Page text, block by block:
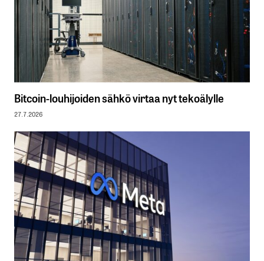
Bitcoin-louhijoiden sähkö virtaa nyt tekoälylle
27.7.2026